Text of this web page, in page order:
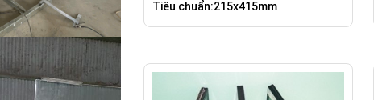
Tiêu chuẩn:215x415mm